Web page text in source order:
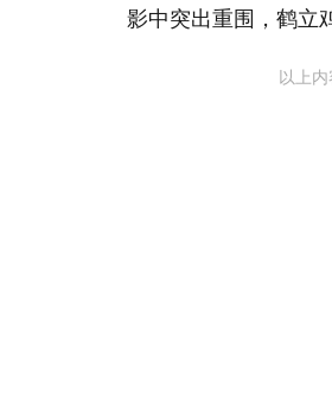
影中突出重围，鹤立
以上